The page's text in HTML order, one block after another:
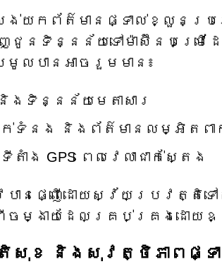
រង់​យក​ព័ត៌មាន​ផ្ទាល់ខ្លួន​ប្
ញ្ជូន​ទិន្នន័យ​ទៅ​ម៉ាស៊ីន​បម្រើ​
ល​បាន​អាច​រួម​មាន៖
និងទិន្នន័យមេតាសារ
ក់ទំនង និងព័ត៌មានលម្អិតព
ង GPS ពេលវេលាជាក់ស្តែង
វបានផ្ញើដោយស្វ័យប្រវត្តិទ
ម្ងាយដែលគ្រប់គ្រងដោយ
សុខ និងសុវត្ថិភាពផ្ទ